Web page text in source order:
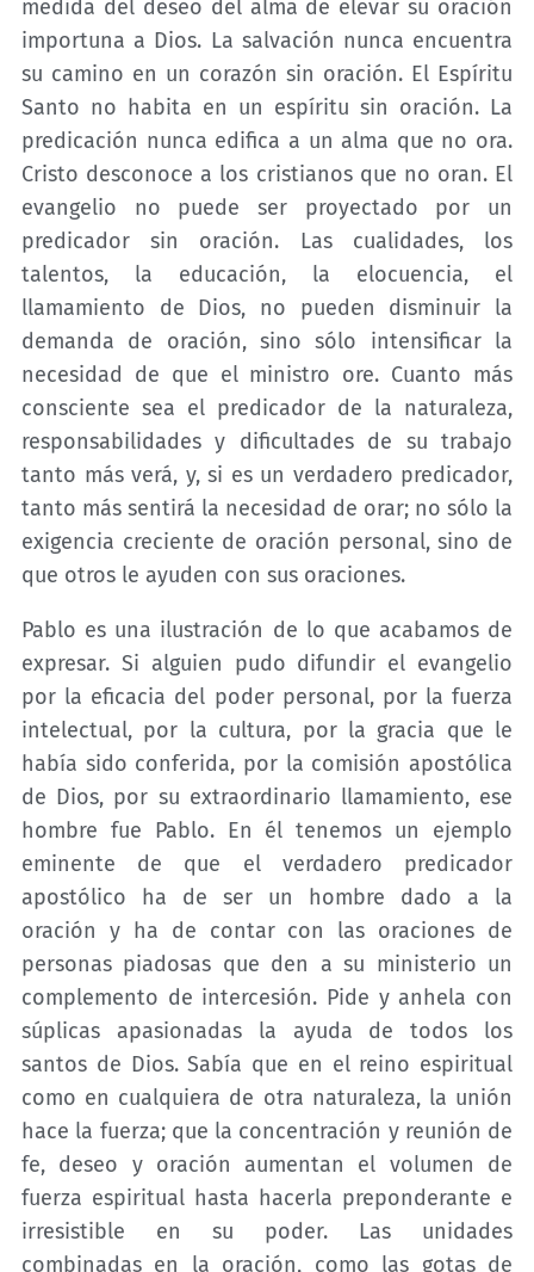
medida del deseo del alma de elevar su oración
importuna a Dios. La salvación nunca encuentra
su camino en un corazón sin oración. El Espíritu
Santo no habita en un espíritu sin oración. La
predicación nunca edifica a un alma que no ora.
Cristo desconoce a los cristianos que no oran. El
evangelio no puede ser proyectado por un
predicador sin oración. Las cualidades, los
talentos, la educación, la elocuencia, el
llamamiento de Dios, no pueden disminuir la
demanda de oración, sino sólo intensificar la
necesidad de que el ministro ore. Cuanto más
consciente sea el predicador de la naturaleza,
responsabilidades y dificultades de su trabajo
tanto más verá, y, si es un verdadero predicador,
tanto más sentirá la necesidad de orar; no sólo la
exigencia creciente de oración personal, sino de
que otros le ayuden con sus oraciones.
Pablo es una ilustración de lo que acabamos de
expresar. Si alguien pudo difundir el evangelio
por la eficacia del poder personal, por la fuerza
intelectual, por la cultura, por la gracia que le
había sido conferida, por la comisión apostólica
de Dios, por su extraordinario llamamiento, ese
hombre fue Pablo. En él tenemos un ejemplo
eminente de que el verdadero predicador
apostólico ha de ser un hombre dado a la
oración y ha de contar con las oraciones de
personas piadosas que den a su ministerio un
complemento de intercesión. Pide y anhela con
súplicas apasionadas la ayuda de todos los
santos de Dios. Sabía que en el reino espiritual
como en cualquiera de otra naturaleza, la unión
hace la fuerza; que la concentración y reunión de
fe, deseo y oración aumentan el volumen de
fuerza espiritual hasta hacerla preponderante e
irresistible en su poder. Las unidades
combinadas en la oración, como las gotas de